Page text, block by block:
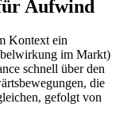
Aufwind
Kontext ein
im Markt)
schnell über den
die
gefolgt von